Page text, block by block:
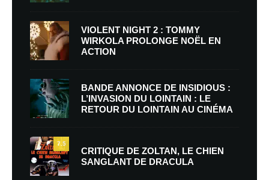
VIOLENT NIGHT 2 : TOMMY
WIRKOLA PROLONGE NOËL EN
ACTION
BANDE ANNONCE DE INSIDIOUS :
L’INVASION DU LOINTAIN : LE
RETOUR DU LOINTAIN AU CINÉMA
7.5
CRITIQUE DE ZOLTAN, LE CHIEN
SANGLANT DE DRACULA